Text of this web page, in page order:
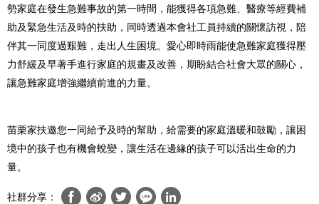
勢家庭在發生急難事故的第一時間，能獲得各項急難、醫療等經費補
助及緊急生活及時的扶助，同時透過本會社工員持續的關懷訪視，陪
伴其一同度過艱難，走出人生困境。愛心即時雨能使急難家庭獲得壓
力舒緩及早著手進行家庭的規畫及改善，期盼結合社會大眾的關心，
讓急難家庭增強繼續前進的力量。
苗栗家扶邀您一同給予及時的幫助，給需要的家庭溫暖和鼓勵，讓困
境中的孩子也有機會蛻變，讓生活在邊緣的孩子可以活出生命的力
量。
社群分享：